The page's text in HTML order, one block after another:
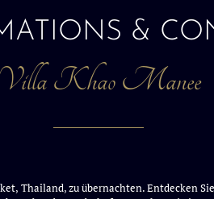
&
Khao Manee
Thailand, zu übernachten. Entdecken